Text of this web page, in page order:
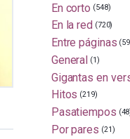
En corto (548)
En la red (720)
Entre páginas
General (1)
Gigantas en
Hitos (219)
Pasatiempos
Por pares (21)